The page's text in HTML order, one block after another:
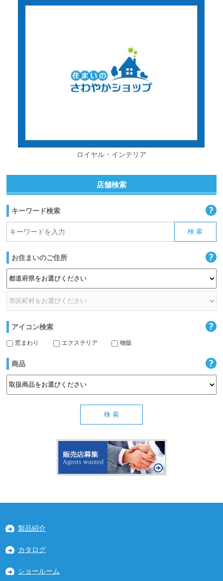
ロイヤル・インテリア
店舗検索
キーワード検索
お住まいのご住所
アイコン検索
窓まわり エクステリア 物販
商品
製品紹介
カタログ
ショールーム